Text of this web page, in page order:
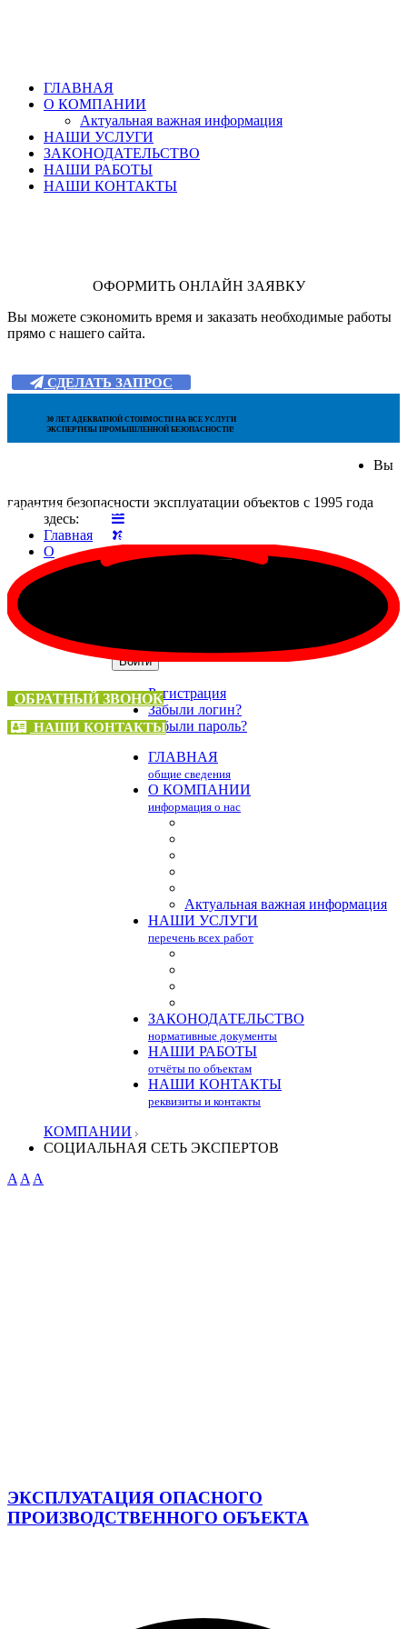
ГЛАВНАЯ
О КОМПАНИИ
Актуальная важная информация
НАШИ УСЛУГИ
ЗАКОНОДАТЕЛЬСТВО
НАШИ РАБОТЫ
НАШИ КОНТАКТЫ
ОФОРМИТЬ ОНЛАЙН ЗАЯВКУ
Вы можете сэкономить время и заказать необходимые работы
прямо с нашего сайта.
СДЕЛАТЬ ЗАПРОС
30 ЛЕТ АДЕКВАТНОЙ СТОИМОСТИ НА ВСЕ УСЛУГИ
ЭКСПЕРТИЗЫ ПРОМЫШЛЕННОЙ БЕЗОПАСНОСТИ!
НАШ ТЕЛЕФОН:
+7 (495) 136-66-04
ОБРАТНЫЙ ЗВОНОК
НАШИ КОНТАКТЫ
гарантия безопасности эксплуатации объектов с 1995 года
Войти
Регистрация
Забыли логин?
Забыли пароль?
ГЛАВНАЯ
общие сведения
О КОМПАНИИ
информация о нас
Актуальная важная информация
НАШИ УСЛУГИ
перечень всех работ
ЗАКОНОДАТЕЛЬСТВО
нормативные документы
НАШИ РАБОТЫ
отчёты по объектам
НАШИ КОНТАКТЫ
реквизиты и контакты
Вы
здесь:
Главная
О
КОМПАНИИ
СОЦИАЛЬНАЯ СЕТЬ ЭКСПЕРТОВ
A A A
ЭКСПЛУАТАЦИЯ ОПАСНОГО
ПРОИЗВОДСТВЕННОГО ОБЪЕКТА